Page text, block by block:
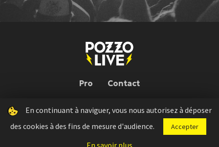
Pro Contact
Pozzo Live © 2026 | Conception : Pozzo Team, avec l'aide deBloop
Press kit Règlement concours Mentions légales
En continuant à naviguer, vous nous autorisez à déposer
des cookies à des fins de mesure d'audience.
Accepter
En savoir plus